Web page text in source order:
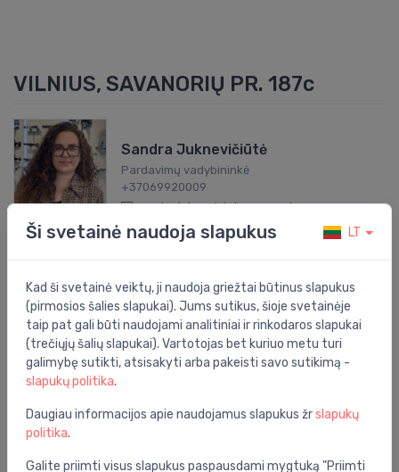
VILNIUS, SAVANORIŲ PR. 187c
Sandra Juknevičiūtė
Pardavimų vadybininkė
+37069920009
sandra.jukneviciute@evasat.com
Pardavimų vadybininkas
+37061162767
egidijus.matyzonok@evasat.com
Jolita Andžejevska
jolita.andzejevska@evasat.com
Ši svetainė naudoja slapukus LT
Kad ši svetainė veiktų, ji naudoja griežtai būtinus slapukus
(pirmosios šalies slapukai). Jums sutikus, šioje svetainėje
taip pat gali būti naudojami analitiniai ir rinkodaros slapukai
(trečiųjų šalių slapukai). Vartotojas bet kuriuo metu turi
galimybę sutikti, atsisakyti arba pakeisti savo sutikimą -
slapukų politika.
Daugiau informacijos apie naudojamus slapukus žrslapukų
politika.
Galite priimti visus slapukus paspausdami mygtuką "Priimti